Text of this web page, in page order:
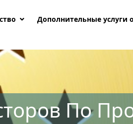
Дополнительные услуги
По